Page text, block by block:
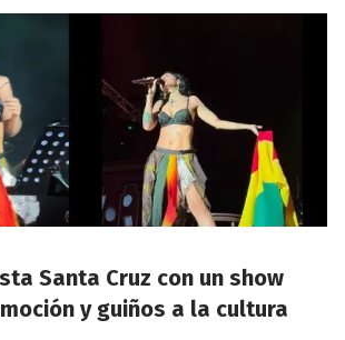
Santa Cruz con un show
y guiños a la cultura